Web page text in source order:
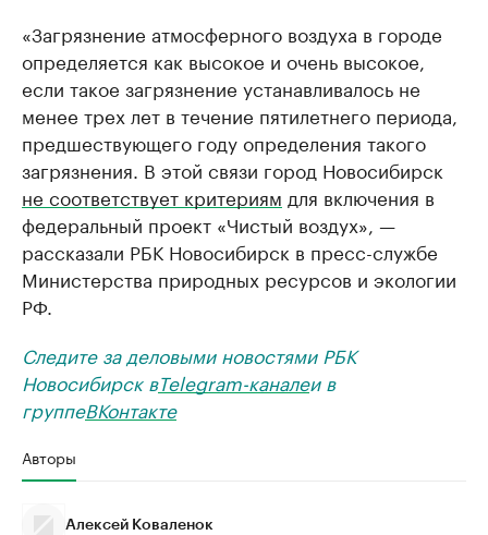
«Загрязнение атмосферного воздуха в городе
определяется как высокое и очень высокое,
если такое загрязнение устанавливалось не
менее трех лет в течение пятилетнего периода,
предшествующего году определения такого
загрязнения. В этой связи город Новосибирск
не соответствует критериям для включения в
федеральный проект «Чистый воздух», —
рассказали РБК Новосибирск в пресс-службе
Министерства природных ресурсов и экологии
РФ.
Следите за деловыми новостями РБК
Новосибирск вTelegram-каналеи в
группеВКонтакте
Авторы
Алексей Коваленок